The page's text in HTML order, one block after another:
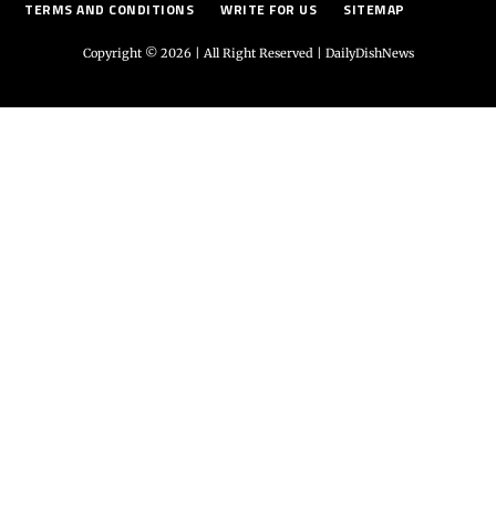
TERMS AND CONDITIONS WRITE FOR US SITEMAP
Copyright © 2026 | All Right Reserved | DailyDishNews